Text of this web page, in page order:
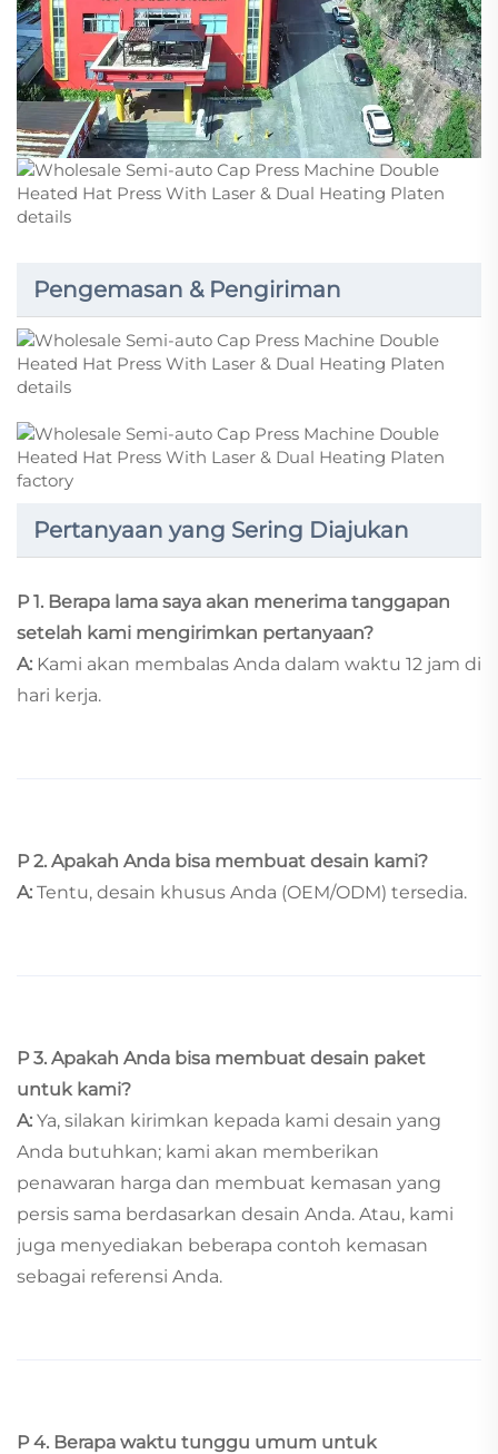
Pengemasan & Pengiriman
Pertanyaan yang Sering Diajukan
P 1. Berapa lama saya akan menerima tanggapan
setelah kami mengirimkan pertanyaan?
A: Kami akan membalas Anda dalam waktu 12 jam di
hari kerja.
P 2. Apakah Anda bisa membuat desain kami?
A: Tentu, desain khusus Anda (OEM/ODM) tersedia.
P 3. Apakah Anda bisa membuat desain paket
untuk kami?
A: Ya, silakan kirimkan kepada kami desain yang
Anda butuhkan; kami akan memberikan
penawaran harga dan membuat kemasan yang
persis sama berdasarkan desain Anda. Atau, kami
juga menyediakan beberapa contoh kemasan
sebagai referensi Anda.
P 4. Berapa waktu tunggu umum untuk